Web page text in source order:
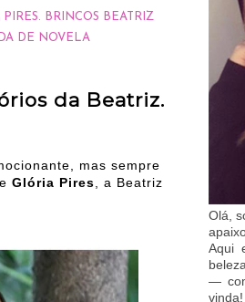
BRINCOS BEATRIZ
DE NOVELA
da Beatriz.
mas sempre
Glória Pires , a Beatriz
Olá,
Aqui
—
vinda!